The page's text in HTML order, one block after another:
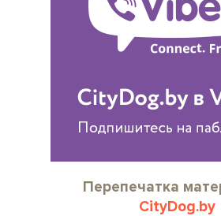
Перепечатка
CityDog.by